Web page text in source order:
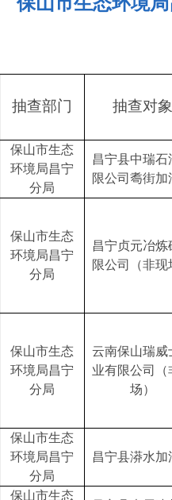
抽查部门 抽查对象
保山市生态
环境局昌宁
分局
昌宁县中瑞石
限公司耈街加
保山市生态
环境局昌宁
分局
昌宁贞元冶炼
限公司（非现
保山市生态
环境局昌宁
分局
云南保山瑞威
业有限公司（
场）
保山市生态
环境局昌宁
分局
昌宁县漭水加
保山市生态